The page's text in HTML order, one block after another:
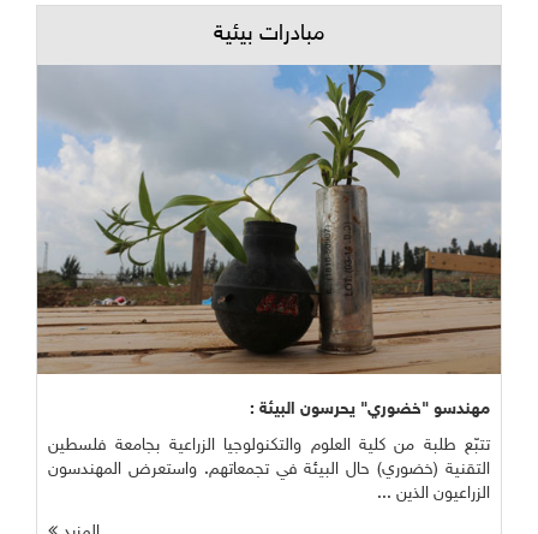
مبادرات بيئية
مهندسو "خضوري" يحرسون البيئة :
تتبّع طلبة من كلية العلوم والتكنولوجيا الزراعية بجامعة فلسطين
التقنية (خضوري) حال البيئة في تجمعاتهم. واستعرض المهندسون
الزراعيون الذين ...